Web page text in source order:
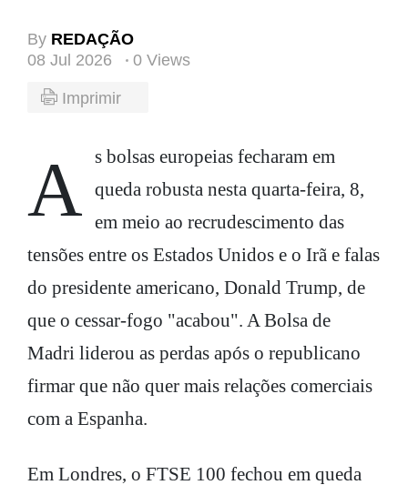
By REDAÇÃO
08 Jul 2026
0 Views
Imprimir
As bolsas europeias fecharam em queda robusta nesta quarta-feira, 8,
em meio ao recrudescimento das
tensões entre os Estados Unidos e o Irã e falas
do presidente americano, Donald Trump, de
que o cessar-fogo "acabou". A Bolsa de
Madri liderou as perdas após o republicano
firmar que não quer mais relações comerciais
com a Espanha.
Em Londres, o FTSE 100 fechou em queda